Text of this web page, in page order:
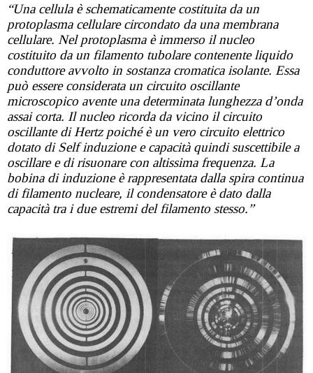
“Una cellula è schematicamente costituita da un
protoplasma cellulare circondato da una membrana
cellulare. Nel protoplasma è immerso il nucleo
costituito da un filamento tubolare contenente liquido
conduttore avvolto in sostanza cromatica isolante. Essa
può essere considerata un circuito oscillante
microscopico avente una determinata lunghezza d’onda
assai corta. Il nucleo ricorda da vicino il circuito
oscillante di Hertz poiché è un vero circuito elettrico
dotato di Self induzione e capacità quindi suscettibile a
oscillare e di risuonare con altissima frequenza. La
bobina di induzione è rappresentata dalla spira continua
di filamento nucleare, il condensatore è dato dalla
capacità tra i due estremi del filamento stesso.”